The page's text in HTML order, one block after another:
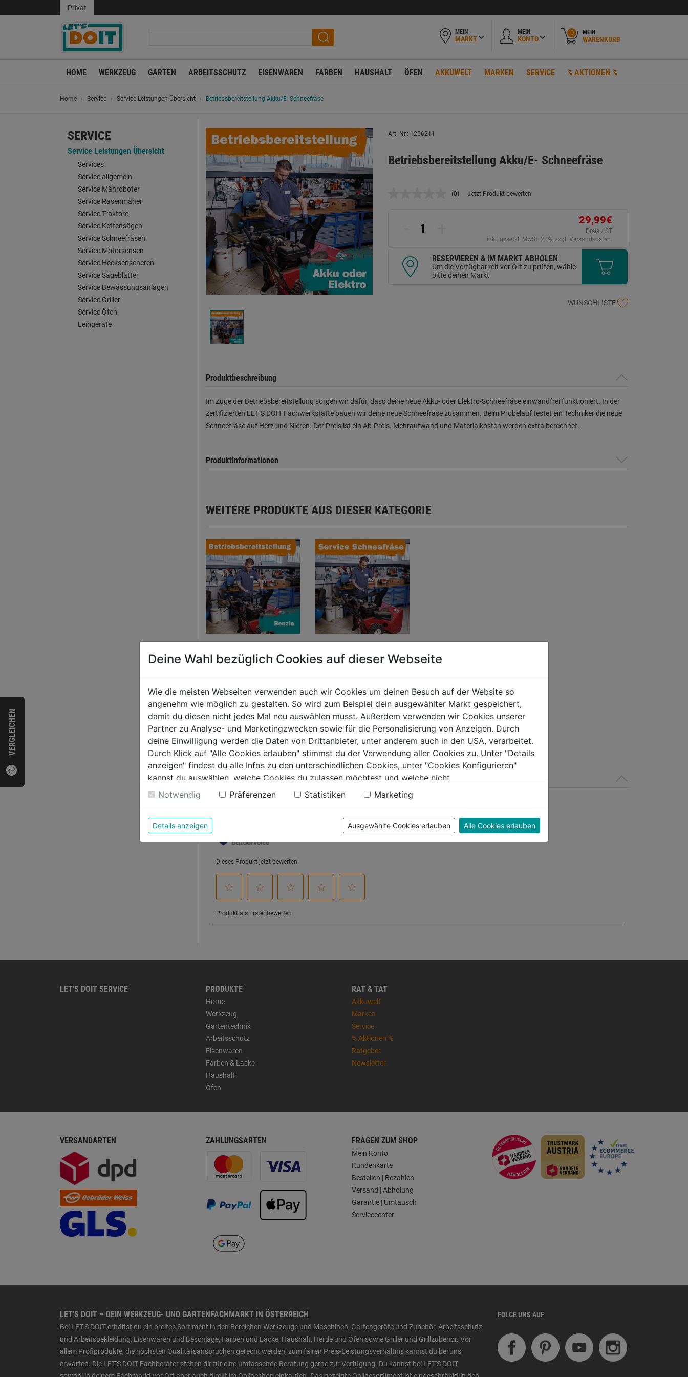
VERGLEICHEN
Privat
MEIN
MARKT
MEIN
KONTO
0 MEIN
WARENKORB
HOME WERKZEUG GARTEN ARBEITSSCHUTZ EISENWAREN FARBEN HAUSHALT ÖFEN AKKUWELT MARKEN SERVICE % AKTIONEN %
Home Service Service Leistungen Übersicht Betriebsbereitstellung Akku/E- Schneefräse
SERVICE
Service Leistungen Übersicht
Services
Service allgemein
Service Mähroboter
Service Rasenmäher
Service Traktore
Service Kettensägen
Service Schneefräsen
Service Motorsensen
Service Hecksenscheren
Service Sägeblätter
Service Bewässungsanlagen
Service Griller
Service Öfen
Leihgeräte
Art. Nr.: 1256211
Betriebsbereitstellung Akku/E- Schneefräse
Kein
(0) Jetzt Produkt bewerten
29,99€
Preis / ST
inkl. gesetzl. MwSt. 20%, zzgl. Versandkosten.
RESERVIEREN & IM MARKT ABHOLEN
Um die Verfügbarkeit vor Ort zu prüfen, wähle
bitte deinen Markt
WUNSCHLISTE
Produktbeschreibung
Im Zuge der Betriebsbereitstellung sorgen wir dafür, dass deine neue Akku- oder Elektro-Schneefräse einwandfrei funktioniert. In der
zertifizierten LET’S DOIT Fachwerkstätte bauen wir deine neue Schneefräse zusammen. Beim Probelauf testet ein Techniker die neue
Schneefräse auf Herz und Nieren. Der Preis ist ein Ab-Preis. Mehraufwand und Materialkosten werden extra berechnet.
Produktinformationen
WEITERE PRODUKTE AUS DIESER KATEGORIE
Betriebsbereitstellung
Benzin- Schneefräse
0.0 (0)
0.0
von
5
Sternen.
34,99€
Service Schneefräse
0.0 (0)
0.0
von
5
Sternen.
119,99€
Bewertung
LET'S DOIT SERVICE PRODUKTE
Home
Werkzeug
Gartentechnik
Arbeitsschutz
Eisenwaren
Farben & Lacke
Haushalt
Öfen
RAT & TAT
Akkuwelt
Marken
Service
% Aktionen %
Ratgeber
Newsletter
VERSANDARTEN ZAHLUNGSARTEN FRAGEN ZUM SHOP
Mein Konto
Kundenkarte
Bestellen | Bezahlen
Versand | Abholung
Garantie | Umtausch
Servicecenter
LET'S DOIT – DEIN WERKZEUG- UND GARTENFACHMARKT IN ÖSTERREICH
Bei LET'S DOIT erhältst du ein breites Sortiment in den Bereichen Werkzeuge und Maschinen, Gartengeräte und Zubehör, Arbeitsschutz
und Arbeitsbekleidung, Eisenwaren und Beschläge, Farben und Lacke, Haushalt, Herde und Öfen sowie Griller und Grillzubehör. Vor
allem Profiprodukte, die höchsten Qualitätsansprüchen gerecht werden, zum fairen Preis-Leistungsverhältnis kannst du bei uns
erwarten. Die LET'S DOIT Fachberater stehen dir für eine umfassende Beratung gerne zur Verfügung. Du kannst bei LET'S DOIT
FOLGE UNS AUF
Deine Wahl bezüglich Cookies auf dieser Webseite
Wie die meisten Webseiten verwenden auch wir Cookies um deinen Besuch auf der Website so
angenehm wie möglich zu gestalten. So wird zum Beispiel dein ausgewählter Markt gespeichert,
damit du diesen nicht jedes Mal neu auswählen musst. Außerdem verwenden wir Cookies unserer
Partner zu Analyse- und Marketingzwecken sowie für die Personalisierung von Anzeigen. Durch
deine Einwilligung werden die Daten von Drittanbieter, unter anderem auch in den USA, verarbeitet.
Durch Klick auf "Alle Cookies erlauben" stimmst du der Verwendung aller Cookies zu. Unter "Details
anzeigen" findest du alle Infos zu den unterschiedlichen Cookies, unter "Cookies Konfigurieren"
kannst du auswählen, welche Cookies du zulassen möchtest und welche nicht.
Weitere Informationen findest du in unserer Datenschutzerklärung
Notwendig Präferenzen Statistiken Marketing
Details anzeigen Ausgewählte Cookies erlauben Alle Cookies erlauben